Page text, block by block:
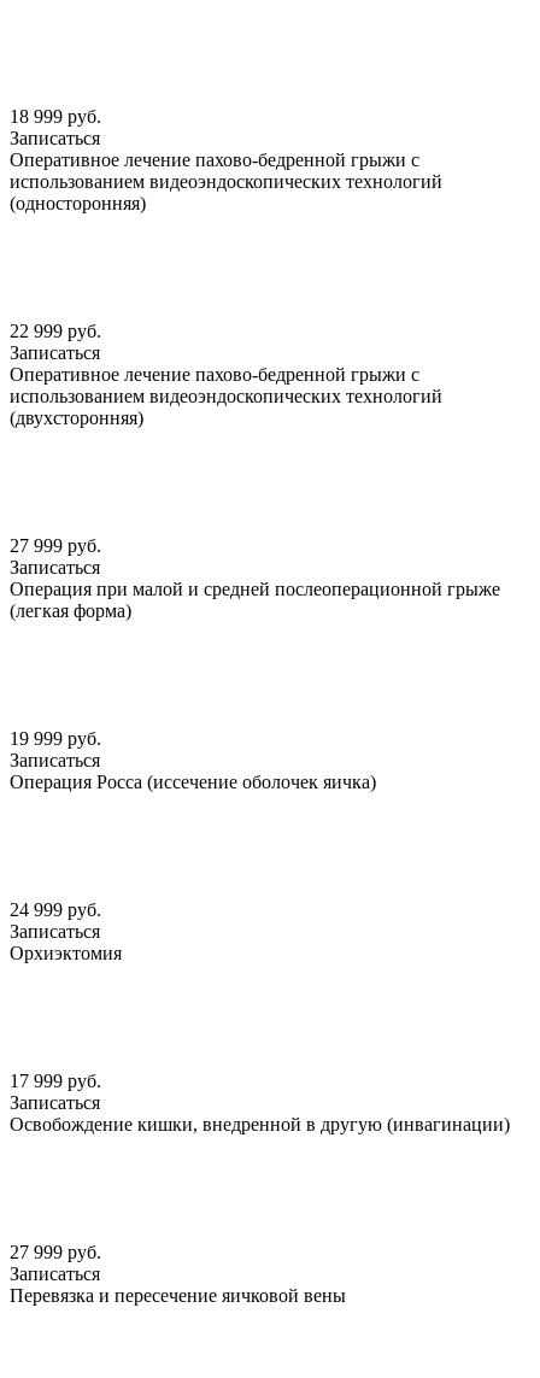
18 999 руб.
Записаться
Оперативное лечение пахово-бедренной грыжи с
использованием видеоэндоскопических технологий
(односторонняя)
22 999 руб.
Записаться
Оперативное лечение пахово-бедренной грыжи с
использованием видеоэндоскопических технологий
(двухсторонняя)
27 999 руб.
Записаться
Операция при малой и средней послеоперационной грыже
(легкая форма)
19 999 руб.
Записаться
Операция Росса (иссечение оболочек яичка)
24 999 руб.
Записаться
Орхиэктомия
17 999 руб.
Записаться
Освобождение кишки, внедренной в другую (инвагинации)
27 999 руб.
Записаться
Перевязка и пересечение яичковой вены